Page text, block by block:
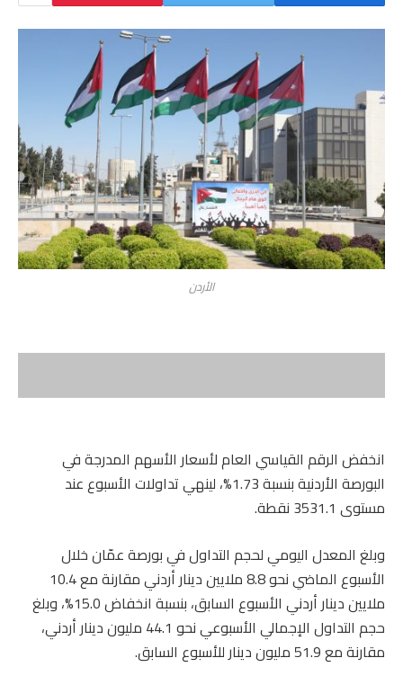
الأردن
انخفض الرقم القياسي العام لأسعار الأسهم المدرجة في
البورصة الأردنية بنسبة 1.73%، لينهي تداولات الأسبوع عند
مستوى 3531.1 نقطة.
وبلغ المعدل اليومي لحجم التداول في بورصة عمّان خلال
الأسبوع الماضي نحو 8.8 ملايين دينار أردني مقارنة مع 10.4
ملايين دينار أردني الأسبوع السابق، بنسبة انخفاض 15.0%، وبلغ
حجم التداول الإجمالي الأسبوعي نحو 44.1 مليون دينار أردني،
مقارنة مع 51.9 مليون دينار للأسبوع السابق.